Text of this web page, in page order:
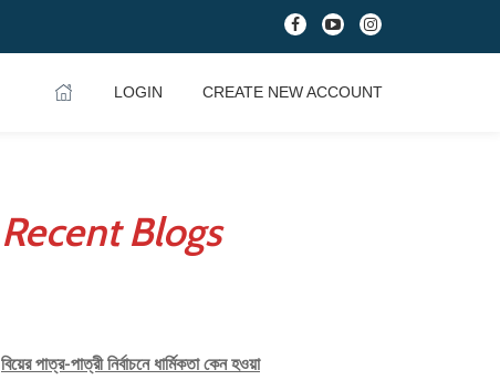
fa-
facebook
fa-
youtube-
play
fa-
instagram
LOGIN CREATE NEW ACCOUNT
Recent Blogs
বিয়ের পাত্র-পাত্রী নির্বাচনে ধার্মিকতা কেন হওয়া